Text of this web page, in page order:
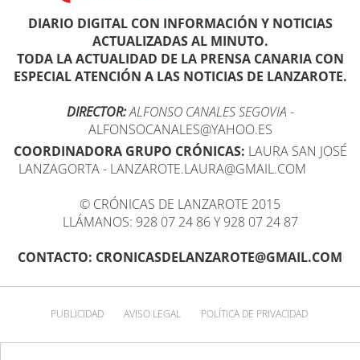
DIARIO DIGITAL CON INFORMACIÓN Y NOTICIAS
ACTUALIZADAS AL MINUTO.
TODA LA ACTUALIDAD DE LA PRENSA CANARIA CON
ESPECIAL ATENCIÓN A LAS NOTICIAS DE LANZAROTE.
DIRECTOR:ALFONSO CANALES SEGOVIA -
ALFONSOCANALES@YAHOO.ES
COORDINADORA GRUPO CRÓNICAS: LAURA SAN JOSÉ
LANZAGORTA - LANZAROTE.LAURA@GMAIL.COM
© CRÓNICAS DE LANZAROTE 2015
LLÁMANOS: 928 07 24 86 Y 928 07 24 87
CONTACTO: CRONICASDELANZAROTE@GMAIL.COM
PUBLICIDAD AVISO LEGAL POLÍTICA DE PRIVACIDAD